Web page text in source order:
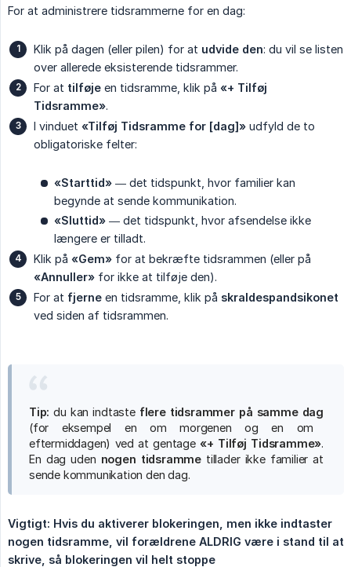
For at administrere tidsrammerne for en dag:
Klik på dagen (eller pilen) for at udvide den: du vil se listen
over allerede eksisterende tidsrammer.
For at tilføje en tidsramme, klik på «+ Tilføj
Tidsramme».
I vinduet «Tilføj Tidsramme for [dag]» udfyld de to
obligatoriske felter:
«Starttid» — det tidspunkt, hvor familier kan
begynde at sende kommunikation.
«Sluttid» — det tidspunkt, hvor afsendelse ikke
længere er tilladt.
Klik på «Gem» for at bekræfte tidsrammen (eller på
«Annuller» for ikke at tilføje den).
For at fjerne en tidsramme, klik på skraldespandsikonet
ved siden af tidsrammen.
Tip: du kan indtaste flere tidsrammer på samme dag
(for eksempel en om morgenen og en om
eftermiddagen) ved at gentage«+ Tilføj Tidsramme».
En dag uden nogen tidsrammetillader ikke familier at
sende kommunikation den dag.
Vigtigt: Hvis du aktiverer blokeringen, men ikke indtaster
nogen tidsramme, vil forældrene ALDRIG være i stand til at
skrive, så blokeringen vil helt stoppe